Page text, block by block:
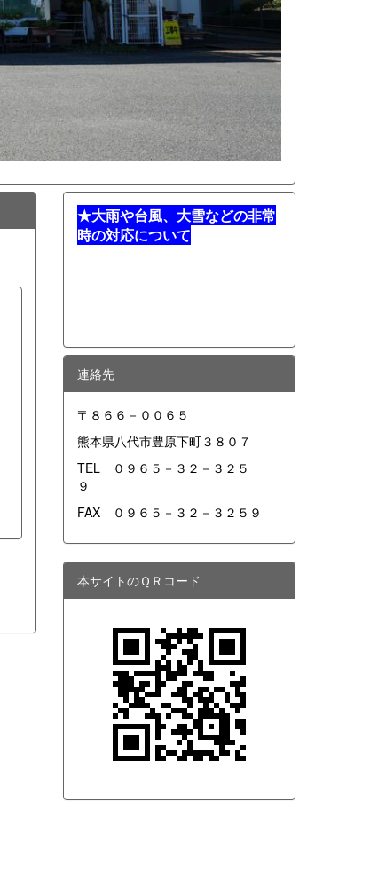
★大雨や台風、大雪などの非常
時の対応について
連絡先
〒８６６－００６５
熊本県八代市豊原下町３８０７
TEL ０９６５－３２－３２５
９
FAX ０９６５－３２－３２５９
本サイトのＱＲコード